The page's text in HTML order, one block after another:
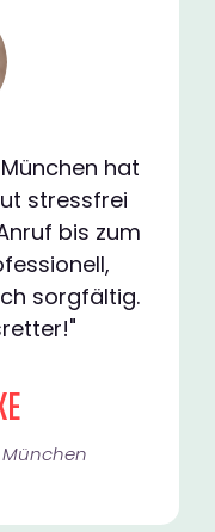
hat
stressfrei
bis zum
sorgfältig.